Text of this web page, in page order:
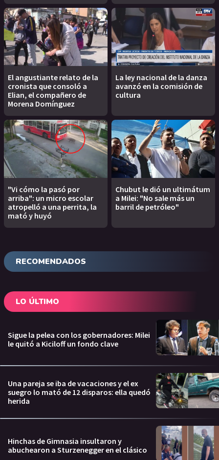
El angustiante relato de la
cronista que consoló a
Elian, el compañero de
Morena Domínguez
La ley nacional de la danza
avanzó en la comisión de
cultura
"Vi cómo la pasó por
arriba": un micro escolar
atropelló a una perrita, la
mató y huyó
Chubut le dió un ultimátum
a Milei: "No sale más un
barril de petróleo"
RECOMENDADOS
LO ÚLTIMO
Sigue la pelea con los gobernadores: Milei
le quitó a Kiciloff un fondo clave
Una pareja se iba de vacaciones y el ex
suegro lo mató de 12 disparos: ella quedó
herida
Hinchas de Gimnasia insultaron y
abuchearon a Sturzenegger en el clásico